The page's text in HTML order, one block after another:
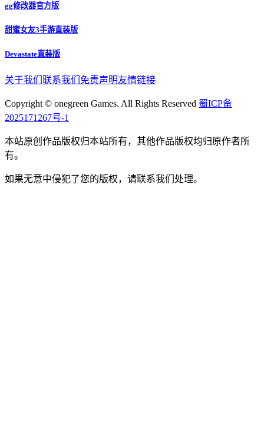
gg修改器官方版
甜蜜女友3手游直装版
Devastate直装版
关于我们 联系我们 免责声明友情链接
Copyright © onegreen Games. All Rights Reserved 蜀ICP备
2025171267号-1
本站原创作品版权归本站所有，其他作品版权均归原作者所
有。
如果无意中侵犯了您的版权，请联系我们处理。